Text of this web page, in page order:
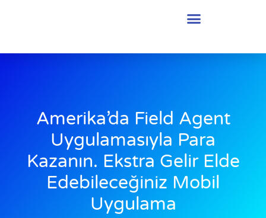
Amerika’da Field Agent
Uygulamasıyla Para
Kazanın. Ekstra Gelir Elde
Edebileceğiniz Mobil
Uygulama